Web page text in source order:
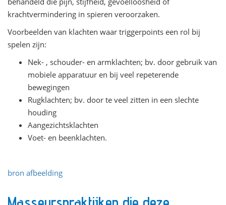
krachtvermindering in spieren veroorzaken.
Voorbeelden van klachten waar triggerpoints een rol bij
spelen zijn:
Nek- , schouder- en armklachten; bv. door gebruik van
mobiele apparatuur en bij veel repeterende
bewegingen
Rugklachten; bv. door te veel zitten in een slechte
houding
Aangezichtsklachten
Voet- en beenklachten.
bron afbeelding